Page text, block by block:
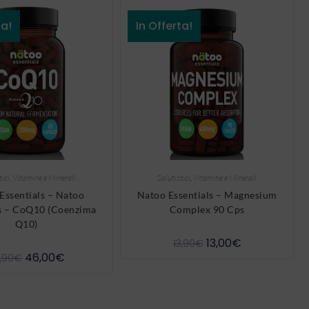
, Vitamine e Minerali
– Natoo
– CoQ10 (Coenzima
Q10)
€ 46,00€
In Offerta!
Salutistici , Vitamine e Minerali
Natoo Essentials – Magnesium
Complex 90 Cps
13,90€ 13,00€